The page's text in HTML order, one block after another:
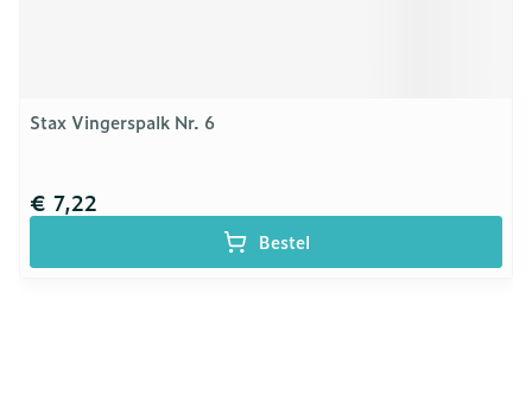
Stax Vingerspalk Nr. 6
€ 7,22
Bestel